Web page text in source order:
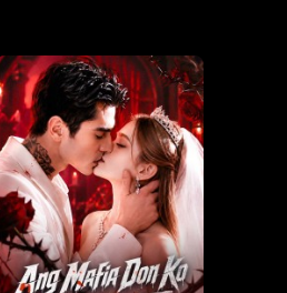
EP 35 EP 36
EP 38 EP 39